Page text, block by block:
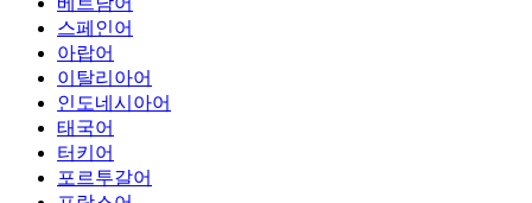
스페인어
아랍어
이탈리아어
인도네시아어
태국어
터키어
포르투갈어